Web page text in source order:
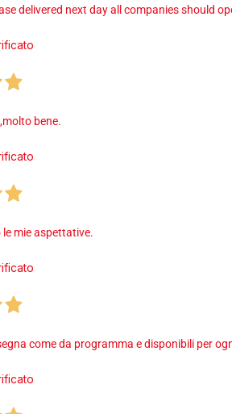
delivered next day all companies should
bene.
mie aspettative.
come da programma e disponibili per